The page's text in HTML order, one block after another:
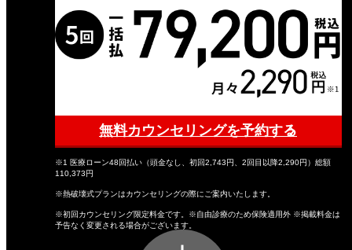
無料カウンセリングを予約する
※1 医療ローン48回払い（頭金なし、初回2,743円、2回目以降2,290円）総額
110,373円
※熱破壊式プランはカウンセリングの際にご案内いたします。
※初回カウンセリング限定料金です。※自由診療のため保険適用外 ※掲載料金は
予告なく変更される場合がございます。